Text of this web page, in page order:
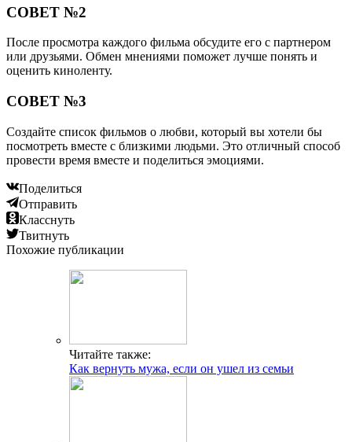
СОВЕТ №2
После просмотра каждого фильма обсудите его с партнером
или друзьями. Обмен мнениями поможет лучше понять и
оценить киноленту.
СОВЕТ №3
Создайте список фильмов о любви, который вы хотели бы
посмотреть вместе с близкими людьми. Это отличный способ
провести время вместе и поделиться эмоциями.
Поделиться
Отправить
Класснуть
Твитнуть
Похожие публикации
Читайте также:
Как вернуть мужа, если он ушел из семьи